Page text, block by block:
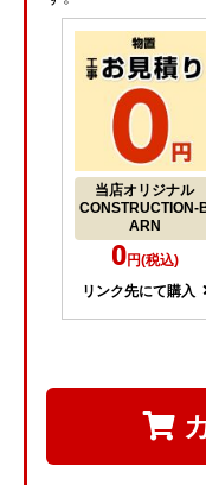
当店オリジナル
CONSTRUCTION-
ARN
0円(税込)
リンク先にて購入